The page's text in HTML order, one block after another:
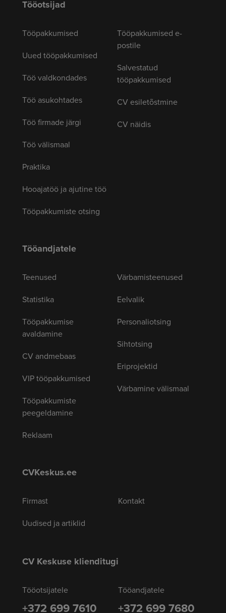
Tööotsijad
Tööpakkumised
Uued tööpakkumised
Töö valdkondades
Töö asukohtades
Töö firmade järgi
Töö välismaal
Praktika
Hooajatöö ja ajutine töö
Tööpakkumiste otsing
Tööpakkumised e-
postile
Salvestatud
tööpakkumised
CV esiletõstmine
CV näidis
Tööandjatele
Teenused
Statistika
Tööpakkumise
avaldamine
CV andmebaas
VIP tööpakkumised
Tööpakkumiste
peegeldamine
Reklaam
Värbamisteenused
Eelvalik
Personaliotsing
Sihtotsing
Eriprojektid
Värbamine välismaal
CVKeskus.ee
Firmast
Uudised ja artiklid
Kontakt
CV Keskuse klienditugi
Tööotsijatele
+372 699 7610
Tööandjatele
+372 699 7680